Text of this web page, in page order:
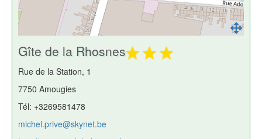
Gîte de la Rhosnes
Rue de la Station, 1
7750 Amougies
Tél: +3269581478
michel.prive@skynet.be